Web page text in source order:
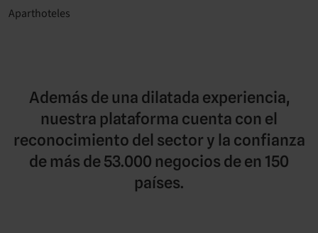
Aparthoteles
Además de una dilatada experiencia,
nuestra plataforma cuenta con el
reconocimiento del sector y la confianza
de más de 53.000 negocios de en 150
países.